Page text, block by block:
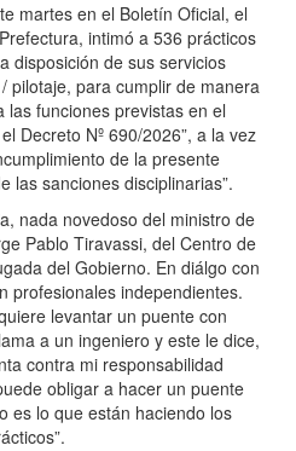
martes en el Boletín Oficial, el
intimó a 536 prácticos
disposición de sus servicios
pilotaje, para cumplir de manera
las funciones previstas en el
Decreto Nº 690/2026”, a la vez
de la presente
las sanciones disciplinarias”.
nada novedoso del ministro de
Pablo Tiravassi, del Centro de
del Gobierno. En diálgo con
profesionales independientes.
levantar un puente con
a un ingeniero y este le dice,
contra mi responsabilidad
obligar a hacer un puente
es lo que están haciendo los